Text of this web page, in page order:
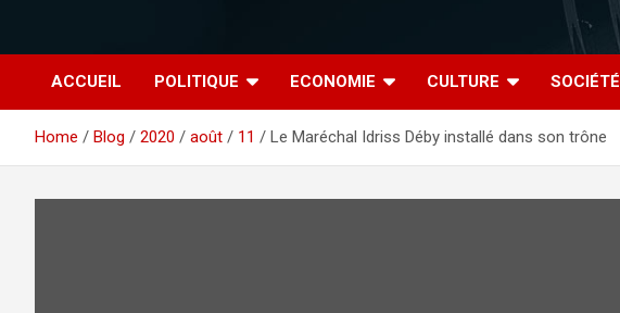
ACCUEIL POLITIQUE ECONOMIE CULTURE SOCIÉTÉ
Home Blog 2020 août 11 Le Maréchal Idriss Déby installé dans son trône